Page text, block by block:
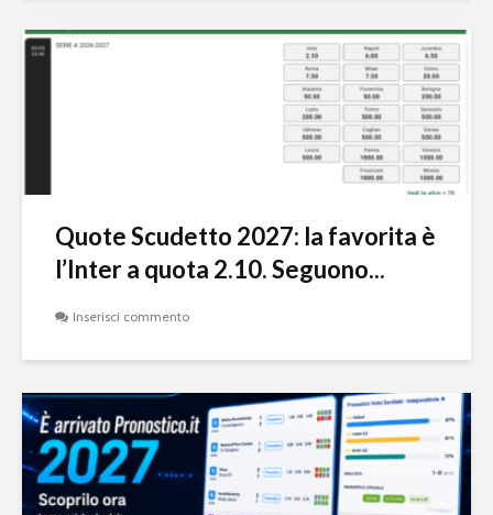
Quote Scudetto 2027: la favorita è
l’Inter a quota 2.10. Seguono...
Inserisci commento